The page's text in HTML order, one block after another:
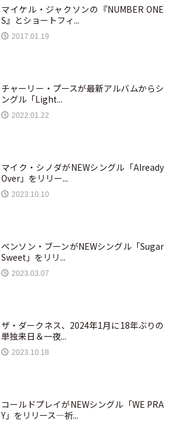
マイケル・ジャクソンの『NUMBER ONE
S』とショートフィ...
2017.01.19
チャーリー・プースが最新アルバムからシ
ングル「Light...
2022.01.22
マイク・シノダがNEWシングル「Already
Over」をリリー...
2023.10.10
ベンソン・ブーンがNEWシングル「Sugar
Sweet」をリリ...
2023.03.07
ザ・ダークネス、2024年1月に18年ぶりの
単独来日＆一夜...
2023.10.18
コールドプレイがNEWシングル「WE PRA
Y」をリリース—祈...